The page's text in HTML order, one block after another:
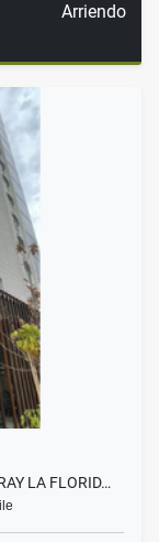
Arriendo
LA FLORID…